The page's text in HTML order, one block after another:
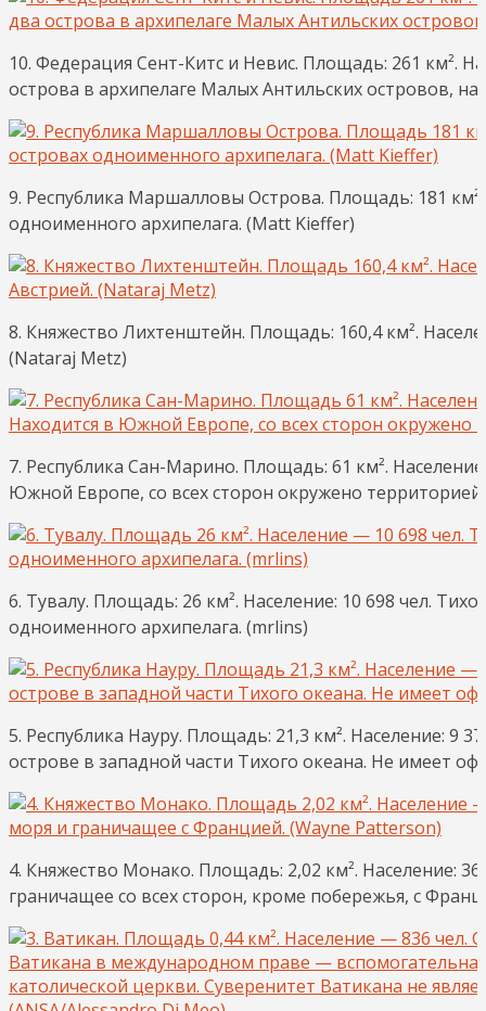
10. Федерация Сент-Китс и Невис. Площадь: 261 км².
острова в архипелаге Малых Антильских островов,
9. Республика Маршалловы Острова. Площадь: 181
одноименного архипелага. (Matt Kieffer)
8. Княжество Лихтенштейн. Площадь: 160,4 км².
(Nataraj Metz)
7. Республика Сан-Марино. Площадь: 61 км².
Южной Европе, со всех сторон окружено
6. Тувалу. Площадь: 26 км². Население: 10 698 чел.
одноименного архипелага. (mrlins)
5. Республика Науру. Площадь: 21,3 км². Население: 9
острове в западной части Тихого океана. Не имеет
4. Княжество Монако. Площадь: 2,02 км². Население:
граничащее со всех сторон, кроме побережья, с